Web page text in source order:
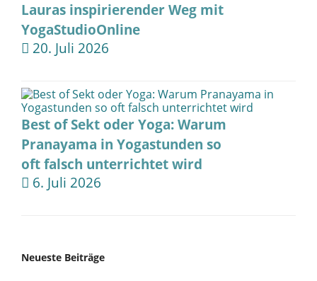
Lauras inspirierender Weg mit
YogaStudioOnline
20. Juli 2026
Best of Sekt oder Yoga: Warum
Pranayama in Yogastunden so
oft falsch unterrichtet wird
6. Juli 2026
Neueste Beiträge